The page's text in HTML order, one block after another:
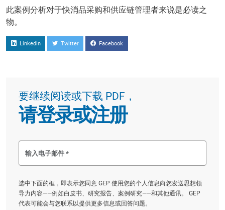
此案例分析对于快消品采购和供应链管理者来说是必读之
物。
Linkedin Twitter Facebook
要继续阅读或下载 PDF，
请登录或注册
选中下面的框，即表示您同意 GEP 使用您的个人信息向您发送思想领
导力内容——例如白皮书、研究报告、案例研究——和其他通讯。 GEP
代表可能会与您联系以提供更多信息或回答问题。